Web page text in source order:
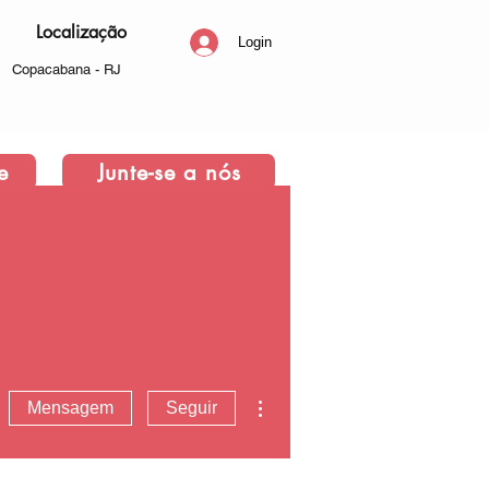
Localização
Copacabana - RJ
Login
Junte-se a nós
Mensagem Seguir